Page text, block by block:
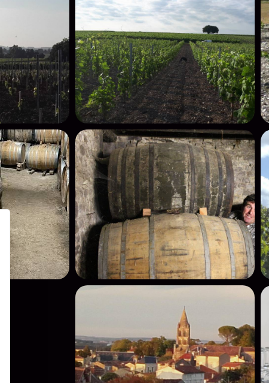
Masquer le bandeau des cookies